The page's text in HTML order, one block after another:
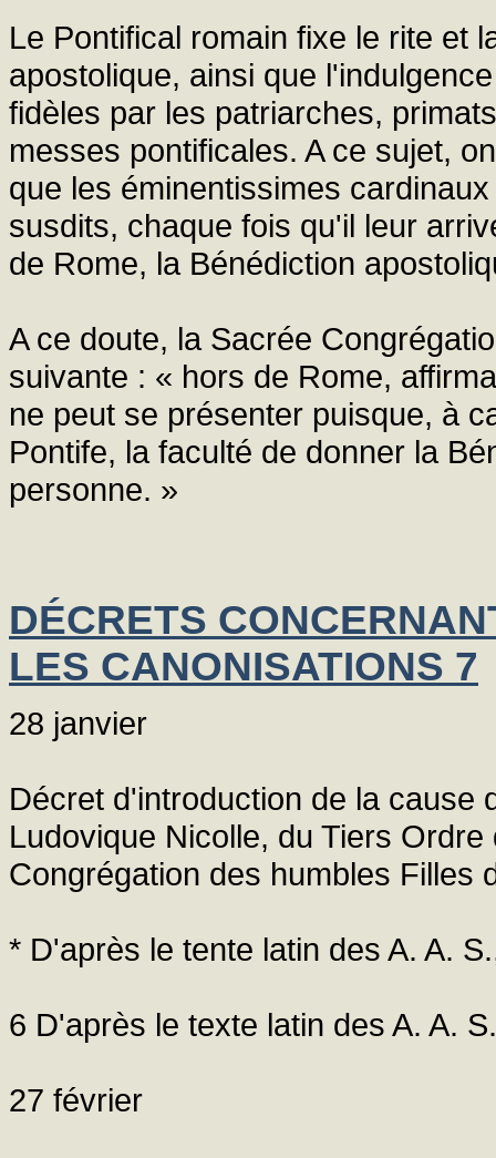
Le Pontifical romain fixe le rite et
apostolique, ainsi que
fidèles par les patriarches,
messes pontificales. A ce sujet,
que les éminentissimes
susdits, chaque fois qu'il leur
de Rome, la Bénédiction
A ce doute, la Sacrée
suivante : « hors de Rome,
ne peut se présenter puisque, à
Pontife, la faculté de donner la
personne. »
DÉCRETS
LES CANONISATIONS 7
28 janvier
Décret d'introduction de la cause
Ludovique Nicolle, du Tiers
Congrégation des humbles Filles
* D'après le tente latin des A. A.
6 D'après le texte latin des A. A.
27 février